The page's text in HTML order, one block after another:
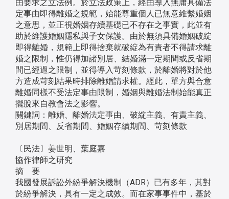
由要求之立法例。於立法政策上，經由導入無庸具備法
定事由即得離婚之規範，始能尊重個人已無意維繫婚姻
之意思，並正視婚姻存續基礎已不存在之事實，此並有
助於維護婚姻隱私與子女保護。由於無須具備婚姻破綻
即得離婚，規範上即得捨棄就破綻為有責者不得請求離
婚之限制，惟仍得加諸別居、結婚滿一定期間或反省期
間已經過之限制，並得導入苛刻條款，於離婚將對於他
方造成苛刻結果時排除離婚請求權。經此，單方與合意
離婚同樣不受法定事由限制，婚姻與離婚法制始能真正
擺脫來自教會法之影響。
關鍵詞：離婚、離婚法定事由、破綻主義、有責主義、
別居期間、反省期間、婚姻存續期間、苛刻條款
〔民法〕姜世明、葉庭嘉
協作律師之研究
摘 要
我國發展訴訟外紛爭解決機制（ADR）已有多年，其對
於紛爭解決，具有一定之成效。而在家事事件中，基於